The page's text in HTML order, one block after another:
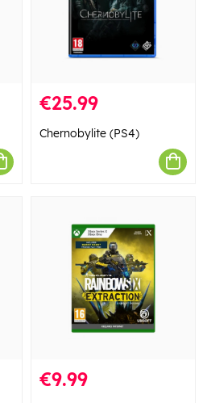
€25.99
Chernobylite (PS4)
€9.99